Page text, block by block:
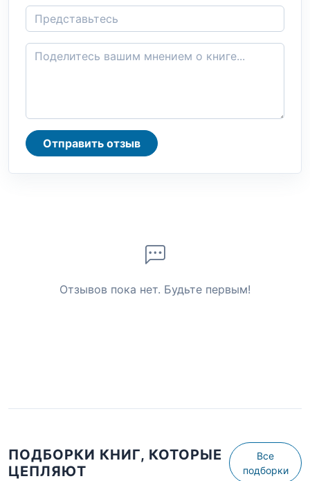
Отправить отзыв
Отзывов пока нет. Будьте первым!
ПОДБОРКИ КНИГ, КОТОРЫЕ
ЦЕПЛЯЮТ
Все
подборки